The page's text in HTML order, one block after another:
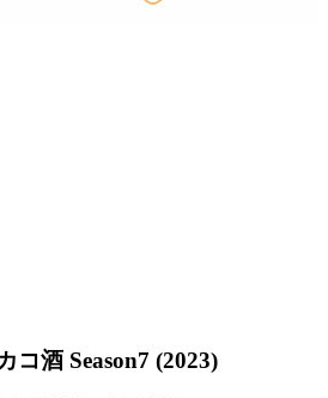
コ酒 Season7 (2023)